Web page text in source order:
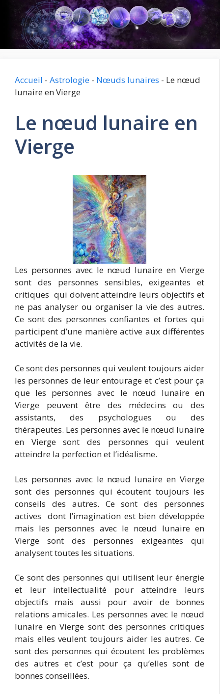
contenu
Accueil - Astrologie - Nœuds lunaires - Le nœud
lunaire en Vierge
Le nœud lunaire en
Vierge
Les personnes avec le nœud lunaire en Vierge
sont des personnes sensibles, exigeantes et
critiques qui doivent atteindre leurs objectifs et
ne pas analyser ou organiser la vie des autres.
Ce sont des personnes confiantes et fortes qui
participent d’une manière active aux différentes
activités de la vie.
Ce sont des personnes qui veulent toujours aider
les personnes de leur entourage et c’est pour ça
que les personnes avec le nœud lunaire en
Vierge peuvent être des médecins ou des
assistants, des psychologues ou des
thérapeutes. Les personnes avec le nœud lunaire
en Vierge sont des personnes qui veulent
atteindre la perfection et l’idéalisme.
Les personnes avec le nœud lunaire en Vierge
sont des personnes qui écoutent toujours les
conseils des autres. Ce sont des personnes
actives dont l’imagination est bien développée
mais les personnes avec le nœud lunaire en
Vierge sont des personnes exigeantes qui
analysent toutes les situations.
Ce sont des personnes qui utilisent leur énergie
et leur intellectualité pour atteindre leurs
objectifs mais aussi pour avoir de bonnes
relations amicales. Les personnes avec le nœud
lunaire en Vierge sont des personnes critiques
mais elles veulent toujours aider les autres. Ce
sont des personnes qui écoutent les problèmes
des autres et c’est pour ça qu’elles sont de
bonnes conseillées.